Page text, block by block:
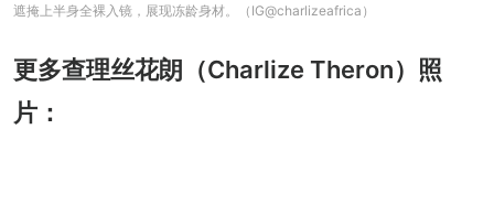
遮掩上半身全裸入镜，展现冻龄身材。（IG@charlizeafrica）
更多查理丝花朗（Charlize Theron）照
片：